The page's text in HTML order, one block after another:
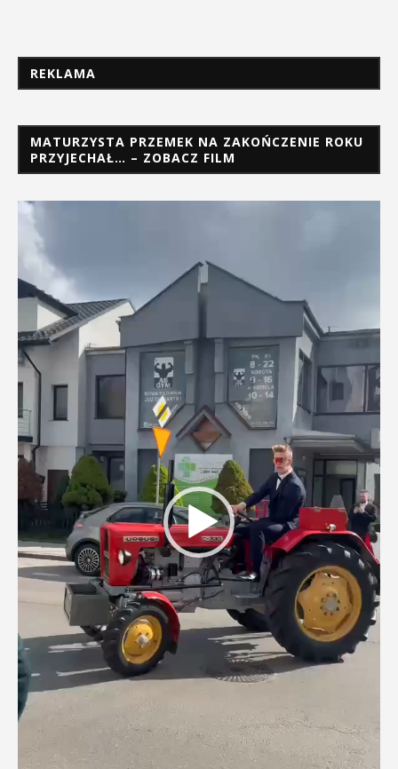
REKLAMA
MATURZYSTA PRZEMEK NA ZAKOŃCZENIE ROKU
PRZYJECHAŁ… – ZOBACZ FILM
Odtwarzacz